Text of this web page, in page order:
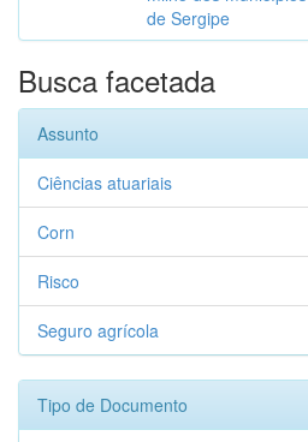
de Sergipe
Busca facetada
Assunto
Ciências atuariais
Corn
Risco
Seguro agrícola
Tipo de Documento